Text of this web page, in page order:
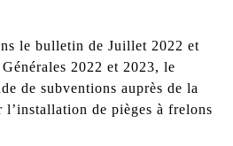
le bulletin de Juillet 2022 et
2022 et 2023, le
de subventions auprès de la
l’installation de pièges à frelons